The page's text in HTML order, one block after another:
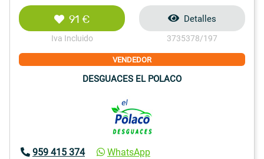
91 €
Iva Incluido
Detalles
3735378/197
VENDEDOR
DESGUACES EL POLACO
959 415 374
WhatsApp